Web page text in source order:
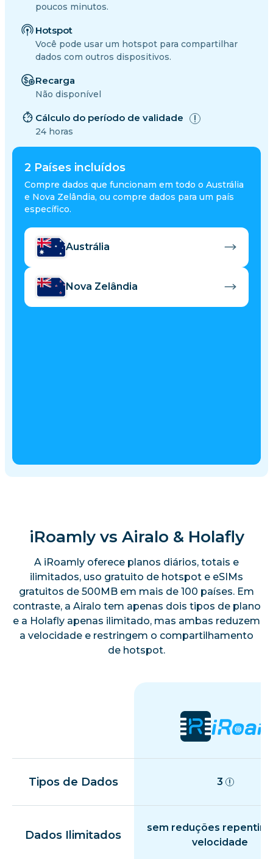
2 Países incluídos
Compre dados que funcionam em todo o Austrália
e Nova Zelândia, ou compre dados para um país
específico.
Austrália
Nova Zelândia
poucos minutos.
Hotspot
Você pode usar um hotspot para compartilhar
dados com outros dispositivos.
Recarga
Não disponível
Cálculo do período de validade
24 horas
iRoamly vs Airalo & Holafly
A iRoamly oferece planos diários, totais e
ilimitados, uso gratuito de hotspot e eSIMs
gratuitos de 500MB em mais de 100 países. Em
contraste, a Airalo tem apenas dois tipos de plano
e a Holafly apenas ilimitado, mas ambas reduzem
a velocidade e restringem o compartilhamento
de hotspot.
Tipos de Dados 3
Dados Ilimitados
sem reduções
velocidade